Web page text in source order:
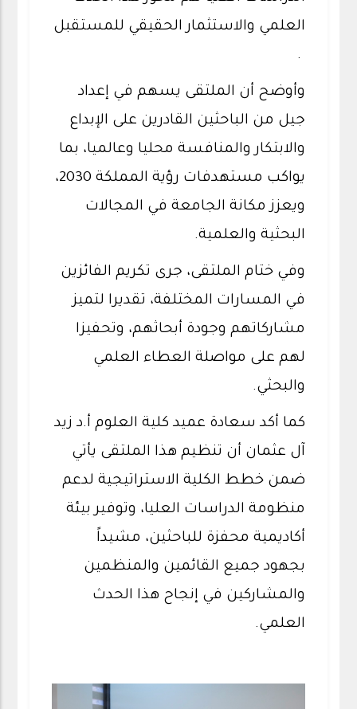
العلمي والاستثمار الحقيقي للمستقبل
.
وأوضح أن الملتقى يسهم في إعداد
جيل من الباحثين القادرين على الإبداع
والابتكار والمنافسة محليا وعالميا، بما
يواكب مستهدفات رؤية المملكة 2030،
ويعزز مكانة الجامعة في المجالات
البحثية والعلمية.
وفي ختام الملتقى، جرى تكريم الفائزين
في المسارات المختلفة، تقديرا لتميز
مشاركاتهم وجودة أبحاثهم، وتحفيزا
لهم على مواصلة العطاء العلمي
والبحثي.
كما أكد سعادة عميد كلية العلوم أ.د زيد
آل عثمان أن تنظيم هذا الملتقى يأتي
ضمن خطط الكلية الاستراتيجية لدعم
منظومة الدراسات العليا، وتوفير بيئة
أكاديمية محفزة للباحثين، مشيداً
بجهود جميع القائمين والمنظمين
والمشاركين في إنجاح هذا الحدث
العلمي.